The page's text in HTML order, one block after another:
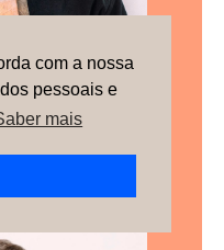
com a nossa
pessoais e
mais